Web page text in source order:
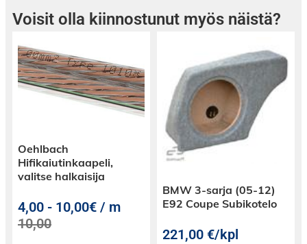
Voisit olla kiinnostunut myös näistä?
Oehlbach
Hifikaiutinkaapeli,
valitse halkaisija
4,00 - 10,00€ / m
10,00
BMW 3-sarja (05-12)
E92 Coupe Subikotelo
221,00€/kpl